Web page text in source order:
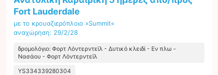
Fort Lauderdale
με το κρουαζιερόπλοιο »Summit«
αναχώρηση: 29/2/28
δρομολόγιο: Φορτ Λόντερντεϊλ - Δυτικό κλειδί - Εν πλω -
Νασάου - Φορτ Λόντερντεϊλ
YS334339280304